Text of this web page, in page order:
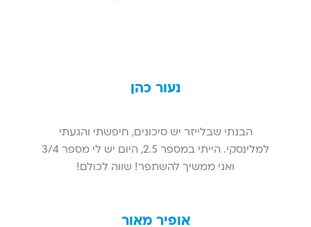
נעור כהן
הבנתי שבלייזר יש סיכונים, חיפשתי והגעתי
למלינסקי. הייתי במספר 2.5, היום יש לי מספר 3/4
ואני ממשיך להשתפר! שווה לכולם!
אופיר מאור